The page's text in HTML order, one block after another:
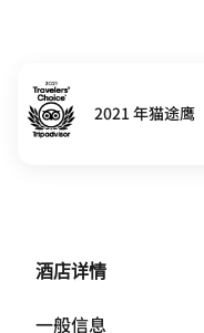
2021 年猫途
酒店详情
一般信息